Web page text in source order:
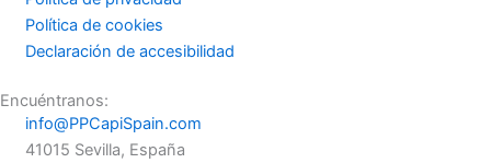
Política de cookies
Declaración de accesibilidad
Encuéntranos:
info@PPCapiSpain.com
41015 Sevilla, España